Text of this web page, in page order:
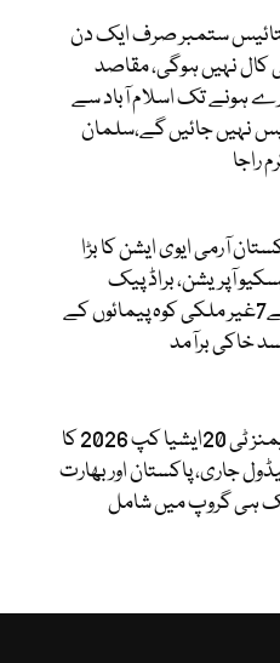
ستمبر صرف ایک دن
کال نہیں ہوگی، مقاصد
ہونے تک اسلام آباد سے
نہیں جائیں گے،سلمان
راجا
آرمی ایوی ایشن کا بڑا
آپریشن، براڈ پیک
سے7غیر ملکی کوہ پیمائوں کے
خاکی برآمد
ویمنز ٹی 20ایشیا کپ 2026 کا
جاری، پاکستان اور بھارت
ہی گروپ میں شامل